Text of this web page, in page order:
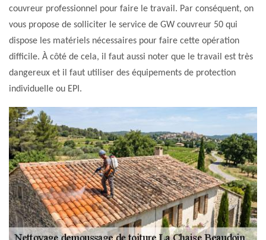
couvreur professionnel pour faire le travail. Par conséquent, on
vous propose de solliciter le service de GW couvreur 50 qui
dispose les matériels nécessaires pour faire cette opération
difficile. À côté de cela, il faut aussi noter que le travail est très
dangereux et il faut utiliser des équipements de protection
individuelle ou EPI.